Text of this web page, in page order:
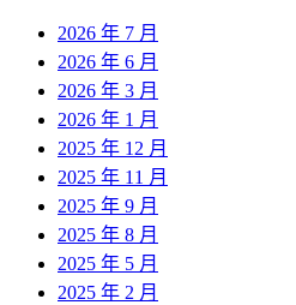
2026 年 7 月
2026 年 6 月
2026 年 3 月
2026 年 1 月
2025 年 12 月
2025 年 11 月
2025 年 9 月
2025 年 8 月
2025 年 5 月
2025 年 2 月